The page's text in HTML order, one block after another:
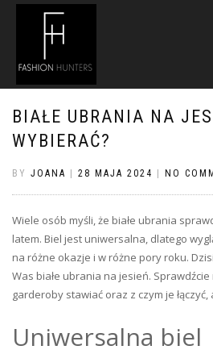
BIAŁE UBRANIA NA
WYBIERAĆ?
BY JOANA 28 MAJA 2024 NO
Wiele osób myśli, że białe ubrania
latem. Biel jest uniwersalna, dlatego
na różne okazje i w różne pory roku.
Was białe ubrania na jesień.
garderoby stawiać oraz z czym je
Uniwersalna biel